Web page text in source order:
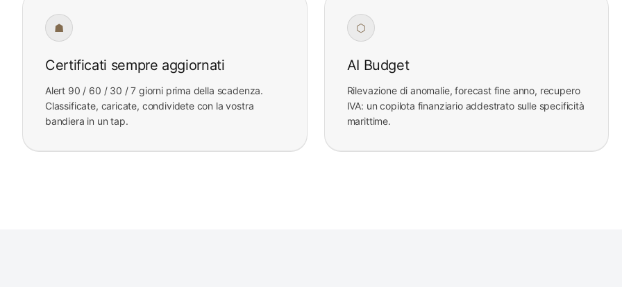
☗
Certificati sempre aggiornati
Alert 90 / 60 / 30 / 7 giorni prima della scadenza.
Classificate, caricate, condividete con la vostra
bandiera in un tap.
⬡
AI Budget
Rilevazione di anomalie, forecast fine anno, recupero
IVA: un copilota finanziario addestrato sulle specificità
marittime.